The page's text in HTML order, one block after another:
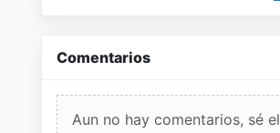
Comentarios
Aun no hay comentarios, sé el